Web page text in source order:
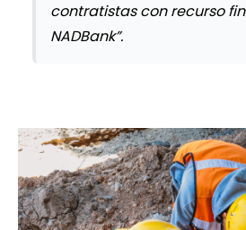
contratistas con recurso
NADBank”.